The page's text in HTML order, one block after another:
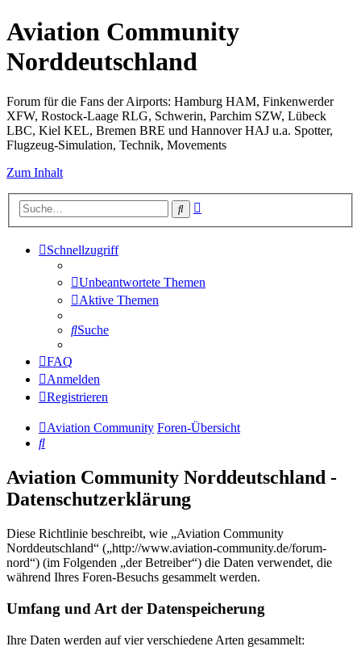
Aviation Community
Norddeutschland
Forum für die Fans der Airports: Hamburg HAM, Finkenwerder
XFW, Rostock-Laage RLG, Schwerin, Parchim SZW, Lübeck
LBC, Kiel KEL, Bremen BRE und Hannover HAJ u.a. Spotter,
Flugzeug-Simulation, Technik, Movements
Zum Inhalt
Suche
Schnellzugriff
Unbeantwortete Themen
Aktive Themen
Suche
FAQ
Anmelden
Registrieren
Aviation Community Foren-Übersicht
Suche
Aviation Community Norddeutschland -
Datenschutzerklärung
Diese Richtlinie beschreibt, wie „Aviation Community
Norddeutschland“ („http://www.aviation-community.de/forum-
nord“) (im Folgenden „der Betreiber“) die Daten verwendet, die
während Ihres Foren-Besuchs gesammelt werden.
Umfang und Art der Datenspeicherung
Ihre Daten werden auf vier verschiedene Arten gesammelt: